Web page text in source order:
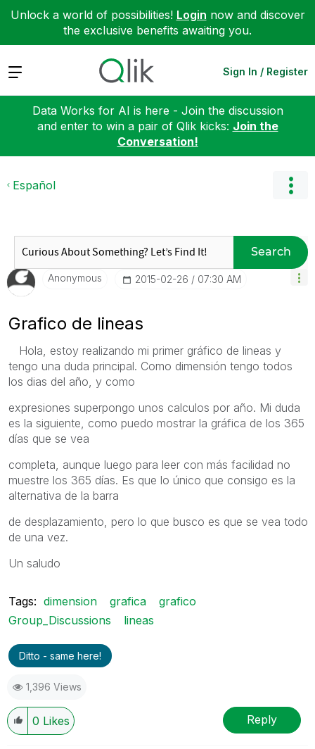
Unlock a world of possibilities! Login now and discover
the exclusive benefits awaiting you.
Expand Sign In / Register
Data Works for AI is here - Join the discussion
and enter to win a pair of Qlik kicks: Join the
Conversation!
Español
Search
Anonymous ‎2015-02-26 07:30 AM
Grafico de lineas
Hola, estoy realizando mi primer gráfico de lineas y
tengo una duda principal. Como dimensión tengo todos
los dias del año, y como
expresiones superpongo unos calculos por año. Mi duda
es la siguiente, como puedo mostrar la gráfica de los 365
días que se vea
completa, aunque luego para leer con más facilidad no
muestre los 365 días. Es que lo único que consigo es la
alternativa de la barra
de desplazamiento, pero lo que busco es que se vea todo
de una vez.
Un saludo
Tags: dimension grafica
grafico
Group_Discussions
lineas
Ditto - same here!
1,396 Views
0 Likes Reply